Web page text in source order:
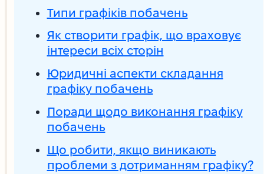
Типи графіків побачень
Як створити графік, що враховує
інтереси всіх сторін
Юридичні аспекти складання
графіку побачень
Поради щодо виконання графіку
побачень
Що робити, якщо виникають
проблеми з дотриманням графіку?